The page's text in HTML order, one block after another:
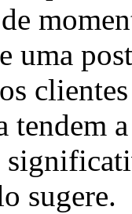
uma
tendem
sugere.